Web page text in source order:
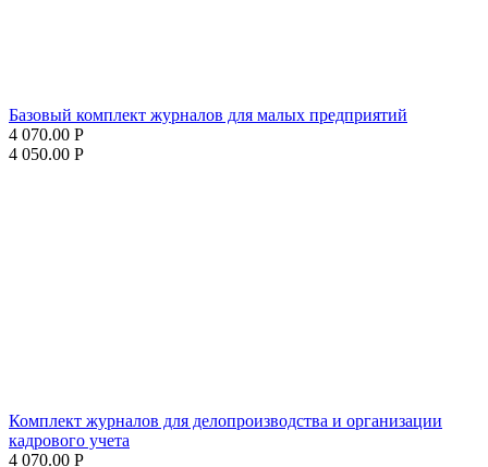
Базовый комплект журналов для малых предприятий
4 070.00 Р
4 050.00 Р
Комплект журналов для делопроизводства и организации
кадрового учета
4 070.00 Р